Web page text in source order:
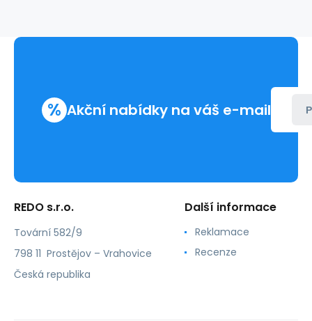
% Akční nabídky na váš e-mail
REDO s.r.o.
Tovární 582/9
798 11 Prostějov – Vrahovice
Česká republika
Další informace
Reklamace
Recenze